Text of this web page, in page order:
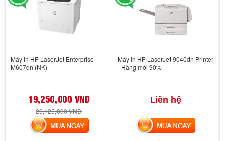
Máy in HP LaserJet Enterprise
M607dn (NK)
19,250,000 VND
20,125,000 VND
MUA NGAY
Máy in HP LaserJet 9040dn Printer
- Hàng mới 90%
Liên hệ
MUA NGAY